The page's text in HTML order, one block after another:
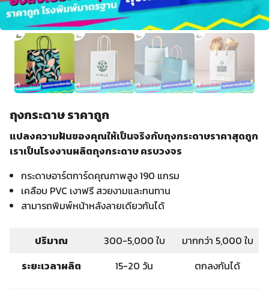
ถุงกระดาษ ราคาถูก
แปลงความฝันของคุณให้เป็นจริงกับถุงกระดาษราคาสุดถูก
เราเป็นโรงงานผลิตถุงกระดาษ ครบวงจร
กระดาษอาร์ตการ์ดคุณภาพสูง 190 แกรม
เคลือบ PVC เงาฟรี สวยงามและทนทาน
สามารถพิมพ์หน้าหลังลายเดียวกันได้
ปริมาณ 300-5,000 ใบ
มากกว่า 5,000 ใบ
ระยะเวลาผลิต
15-20 วัน ตกลงกันได้